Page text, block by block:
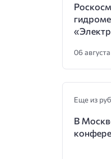
06 августа
Еще из
В